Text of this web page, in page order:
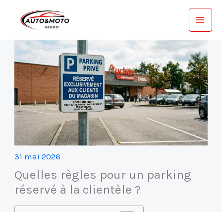
31 mai 2026
Quelles règles pour un parking
réservé à la clientèle ?